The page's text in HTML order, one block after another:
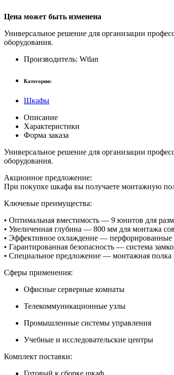
Цена может быть изменена
Универсальное решение для организации
оборудования.
Производитель: Wtlan
Категория:
Шкафы
Описание
Характеристики
Форма заказа
Универсальное решение для организации
оборудования.
Акционное предложение:
При покупке шкафа вы получаете монтажную
Ключевые преимущества:
• Оптимальная вместимость — 9 юнитов для
• Увеличенная глубина — 800 мм для монтажа
• Эффективное охлаждение — перфорированные
• Гарантированная безопасность — система
• Специальное предложение — монтажная полка
Сферы применения:
Офисные серверные комнаты
Телекоммуникационные узлы
Промышленные системы управления
Учебные и исследовательские центры
Комплект поставки:
Готовый к сборке шкаф